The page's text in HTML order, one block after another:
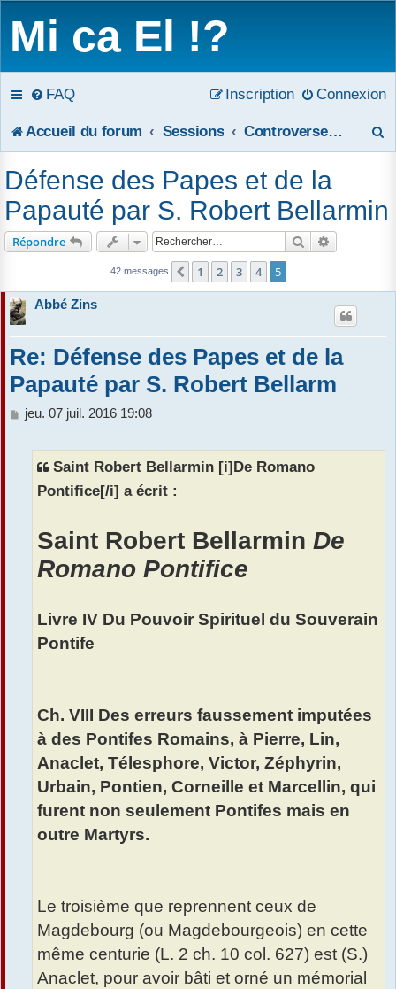
Mi ca El !?
FAQ Connexion
Inscription
Accueil du forum Sessions Controverses historiques sur certains papes
r
Défense des Papes et de la
Papauté par S. Robert Bellarmin
Répondre Rechercher
42 messages Précédent
1 2 3 4 5
Abbé Zins
Re: Défense des Papes et de la
Papauté par S. Robert Bellarm
M
jeu. 07 juil. 2016 19:08
Saint Robert Bellarmin [i]De Romano
Pontifice[/i] a écrit :
Saint Robert Bellarmin De
Romano Pontifice
Livre IV Du Pouvoir Spirituel du Souverain
Pontife
Ch. VIII Des erreurs faussement imputées
à des Pontifes Romains, à Pierre, Lin,
Anaclet, Télesphore, Victor, Zéphyrin,
Urbain, Pontien, Corneille et Marcellin, qui
furent non seulement Pontifes mais en
outre Martyrs.
Le troisième que reprennent ceux de
Magdebourg (ou Magdebourgeois) en cette
même centurie (L. 2 ch. 10 col. 627) est (S.)
Anaclet, pour avoir bâti et orné un mémorial